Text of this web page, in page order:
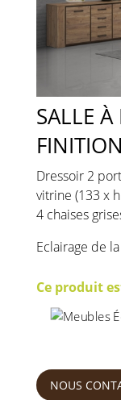
SALLE
Dressoir 2
vitrine (133 x
4 chaises
Eclairage de
Ce produit
NOUS